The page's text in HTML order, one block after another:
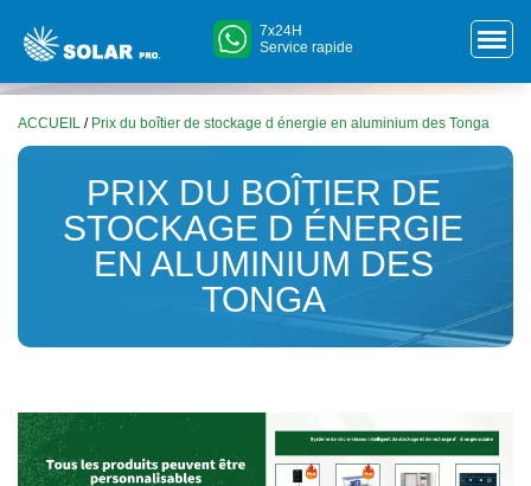
7x24H
Service rapide
ACCUEIL / Prix du boîtier de stockage d énergie en aluminium des Tonga
PRIX DU BOÎTIER DE
STOCKAGE D ÉNERGIE
EN ALUMINIUM DES
TONGA